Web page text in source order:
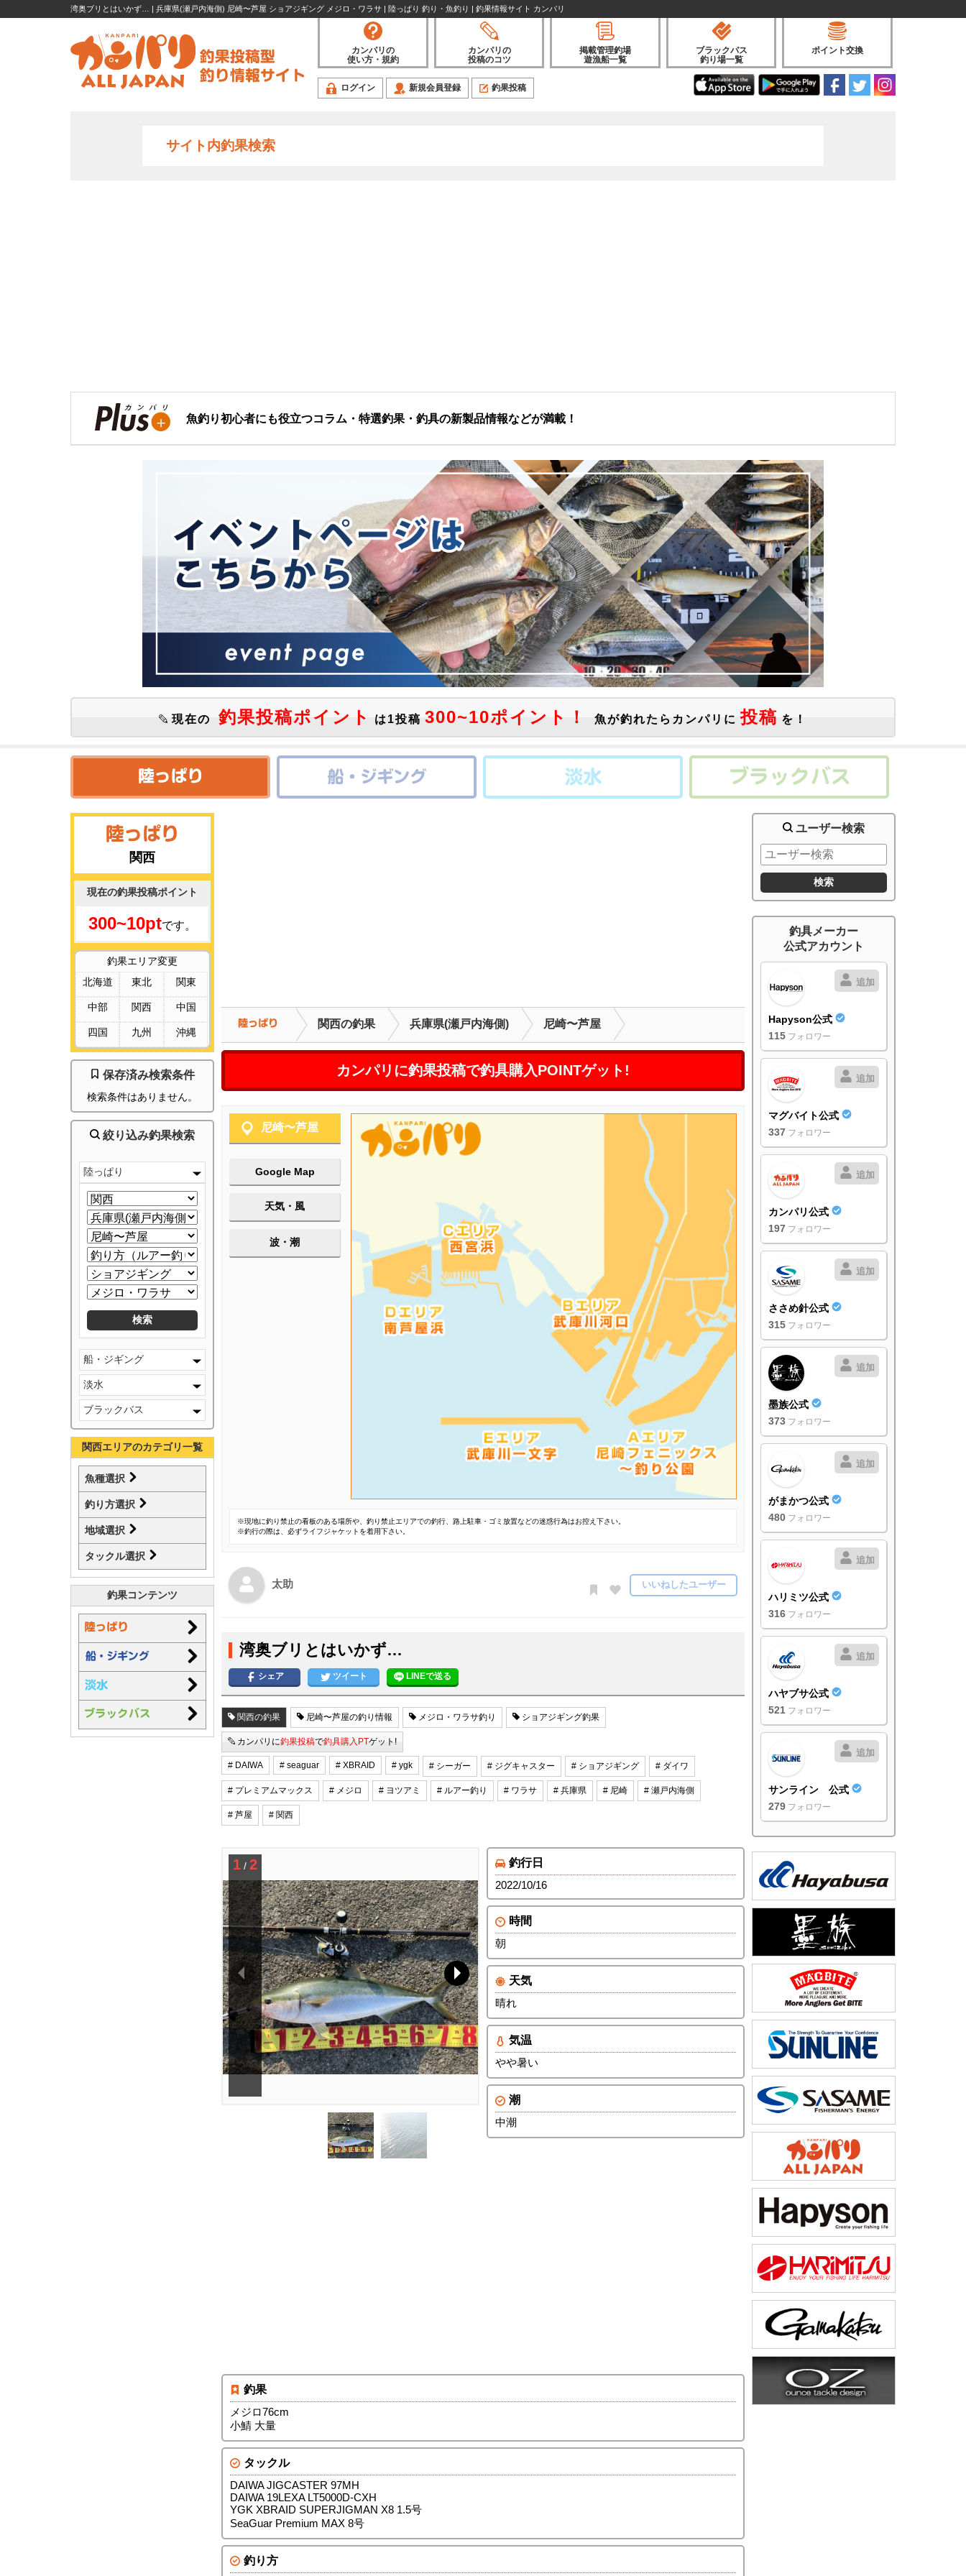
湾奥ブリとはいかず… | 兵庫県(瀬戸内海側) 尼崎〜芦屋 ショアジギング メジロ・ワラサ | 陸っぱり 釣り・魚釣り | 釣果情報サイト カンパリ
カンパリの
使い方・規約
カンパリの
投稿のコツ
掲載管理釣場
遊漁船一覧
ブラックバス
釣り場一覧
ポイント交換
ログイン 新規会員登録 釣果投稿
サイト内釣果検索
魚釣り初心者にも役立つコラム・特選釣果・釣具の新製品情報などが満載！
現在の 釣果投稿ポイント は1投稿 300~10ポイント！ 魚が釣れたらカンパリに 投稿 を！
関西
現在の釣果投稿ポイント
300~10ptです。
釣果エリア変更
北海道
東北 関東
中部 関西 中国
四国 九州 沖縄
保存済み検索条件
検索条件はありません。
絞り込み釣果検索
陸っぱり
船・ジギング
淡水
ブラックバス
関西エリアのカテゴリ一覧
魚種選択
釣り方選択
地域選択
タックル選択
釣果コンテンツ
関西の釣果 兵庫県(瀬戸内海側) 尼崎〜芦屋
カンパリに釣果投稿で釣具購入POINTゲット!
尼崎〜芦屋
Google Map
天気・風
波・潮
※現地に釣り禁止の看板のある場所や、釣り禁止エリアでの釣行、路上駐車・ゴミ放置などの迷惑行為はお控え下さい。
※釣行の際は、必ずライフジャケットを着用下さい。
太助 いいねしたユーザー
湾奥ブリとはいかず…
シェア ツイート LINEで送る
関西の釣果 尼崎〜芦屋の釣り情報 メジロ・ワラサ釣り ショアジギング釣果
カンパリに釣果投稿で釣具購入PTゲット!
# DAIWA # seaguar # XBRAID # ygk # シーガー # ジグキャスター # ショアジギング # ダイワ
# プレミアムマックス # メジロ # ヨツアミ # ルアー釣り # ワラサ # 兵庫県 # 尼崎 # 瀬戸内海側
# 芦屋 # 関西
1 / 2
釣行日
2022/10/16
時間
朝
天気
晴れ
気温
やや暑い
潮
中潮
釣果
メジロ76cm
小鯖 大量
タックル
DAIWA JIGCASTER 97MH
DAIWA 19LEXA LT5000D-CXH
YGK XBRAID SUPERJIGMAN X8 1.5号
SeaGuar Premium MAX 8号
釣り方
ユーザー検索
釣具メーカー
公式アカウント
追加
Hapyson公式
115 フォロワー
追加
マグバイト公式
337 フォロワー
追加
カンパリ公式
197 フォロワー
追加
ささめ針公式
315 フォロワー
追加
墨族公式
373 フォロワー
追加
がまかつ公式
480 フォロワー
追加
ハリミツ公式
316 フォロワー
追加
ハヤブサ公式
521 フォロワー
追加
サンライン 公式
279 フォロワー